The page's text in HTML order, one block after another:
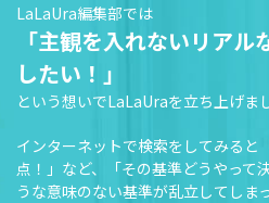
LaLaUra編集部では
「主観を入れないリア
したい！」
という想いでLaLaUraを立ち上げま
インターネットで検索をしてみると
点！」など、「その基準どうやって
うな意味のない基準が乱立してしま